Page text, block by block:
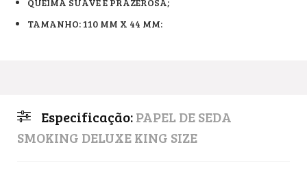
TAMANHO: 110 MM X 44 MM:
Especificação:PAPEL DE SEDA
SMOKING DELUXE KING SIZE